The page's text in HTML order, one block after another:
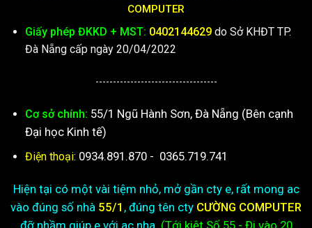
COMPUTER
Giấy phép ĐKKD + MST: 0402144629do Sở KHĐT TP.
Đà Nẵng cấp ngày 20/04/2022
-----------------------------------
Cơ sở chính: 55/1 Ngũ Hành Sơn, Đà Nẵng (Bên cạnh
Đại học Kinh tế)
Điện thoại: 0934.891.870 - 0365.719.741
Hiện tại có một vài tiệm nhỏ, mở gần cty e, rất mong ac
vào đúng số nhà 55/1 , đúng tên cty CƯỜNG COMPUTER